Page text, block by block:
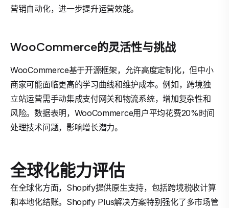
营销自动化，进一步提升运营效能。
WooCommerce的灵活性与挑战
WooCommerce基于开源框架，允许高度定制化，但中小
商家可能面临更高的学习曲线和维护成本。例如，跨境独
立站运营需手动集成支付网关和物流系统，增加复杂性和
风险。数据表明，WooCommerce用户平均花费20%时间
处理技术问题，影响增长潜力。
全球化能力评估
在全球化方面，Shopify提供原生支持，包括跨境税收计算
和本地化结账。Shopify Plus解决方案特别强化了多市场管